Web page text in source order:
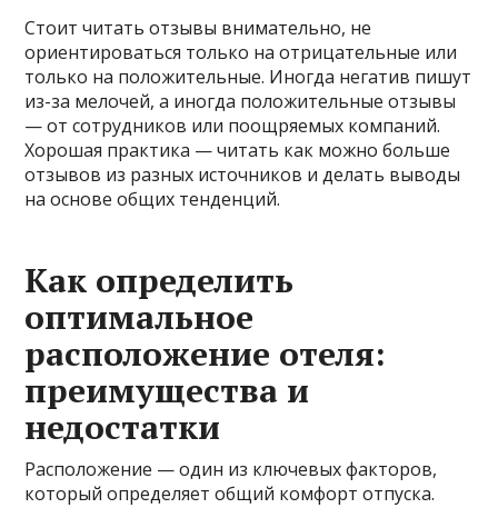
Стоит читать отзывы внимательно, не
ориентироваться только на отрицательные или
только на положительные. Иногда негатив пишут
из-за мелочей, а иногда положительные отзывы
— от сотрудников или поощряемых компаний.
Хорошая практика — читать как можно больше
отзывов из разных источников и делать выводы
на основе общих тенденций.
Как определить
оптимальное
расположение отеля:
преимущества и
недостатки
Расположение — один из ключевых факторов,
который определяет общий комфорт отпуска.